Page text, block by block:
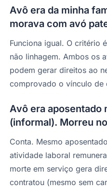
Avô era da minha
morava com avó
Funciona igual. O critério
não linhagem. Ambos os
podem gerar direitos ao
comprovado o vínculo de
Avô era aposentado
(informal). Morreu
Conta. Mesmo
atividade laboral
morte em serviço gera
contratou (mesmo sem